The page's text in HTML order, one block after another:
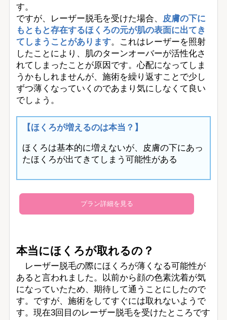
す。
ですが、レーザー脱毛を受けた場合、 皮膚の下に
もともと存在するほくろの元が肌の表面に出てき
てしまうことがあります。これはレーザーを照射
したことにより、肌のターンオーバーが活性化さ
れてしまったことが原因です。心配になってしま
うかもしれませんが、施術を繰り返すことで少し
ずつ薄くなっていくのであまり気にしなくて良い
でしょう。
【ほくろが増えるのは本当？】
ほくろは基本的に増えないが、皮膚の下にあっ
たほくろが出てきてしまう可能性がある
プラン詳細を見る
本当にほくろが取れるの？
レーザー脱毛の際にほくろが薄くなる可能性が
あると言われました。以前から顔の色素沈着が気
になっていたため、期待して通うことにしたので
す。ですが、施術をしてすぐには取れないようで
す。現在3回目のレーザー脱毛を受けたところです